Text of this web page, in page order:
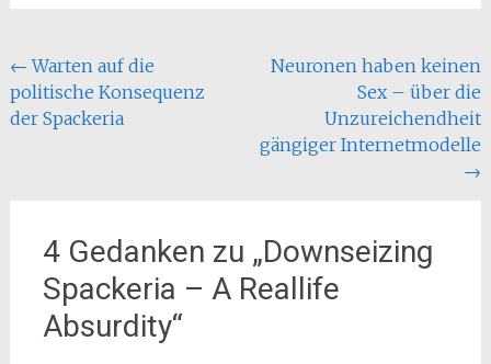
Beitragsnavigation
← Warten auf die
politische Konsequenz
der Spackeria
Neuronen haben keinen
Sex – über die
Unzureichendheit
gängiger Internetmodelle
→
4 Gedanken zu „Downseizing
Spackeria – A Reallife
Absurdity“